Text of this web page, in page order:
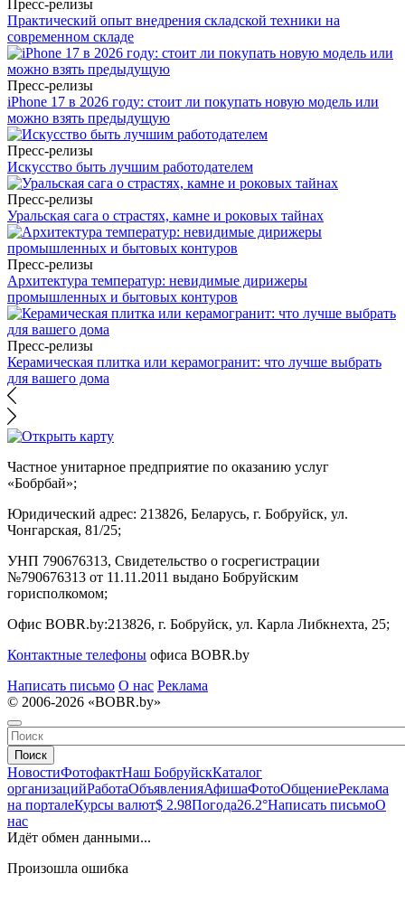
Пресс-релизы
Практический опыт внедрения складской техники на
современном складе
Пресс-релизы
iPhone 17 в 2026 году: стоит ли покупать новую модель или
можно взять предыдущую
Пресс-релизы
Искусство быть лучшим работодателем
Пресс-релизы
Уральская сага о страстях, камне и роковых тайнах
Пресс-релизы
Архитектура температур: невидимые дирижеры
промышленных и бытовых контуров
Пресс-релизы
Керамическая плитка или керамогранит: что лучше выбрать
для вашего дома
Частное унитарное предприятие по оказанию услуг
«Бобрбай»;
Юридический адрес: 213826, Беларусь, г. Бобруйск, ул.
Чонгарская, 81/25;
УНП 790676313, Свидетельство о госрегистрации
№790676313 от 11.11.2011 выдано Бобруйским
горисполкомом;
Офис BOBR.by:213826, г. Бобруйск, ул. Карла Либкнехта, 25;
Контактные телефоны офиса BOBR.by
Написать письмо О нас Реклама
© 2006-2026 «BOBR.by»
Поиск
НовостиФотофактНаш БобруйскКаталог
организацийРаботаОбъявленияАфишаФотоОбщениеРеклама
на порталеКурсы валют$ 2.98Погода26.2°Написать письмоО
нас
Идёт обмен данными...
Произошла ошибка